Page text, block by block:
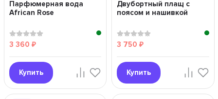
Парфюмерная вода
African Rose
3 360 ₽
Купить
Двубортный плащ с
поясом и нашивкой
3 750 ₽
Купить